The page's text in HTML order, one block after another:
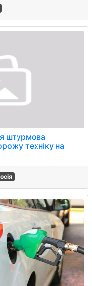
штурмова
техніку на